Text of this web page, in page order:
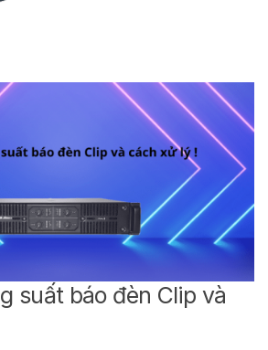
suất báo đèn Clip và